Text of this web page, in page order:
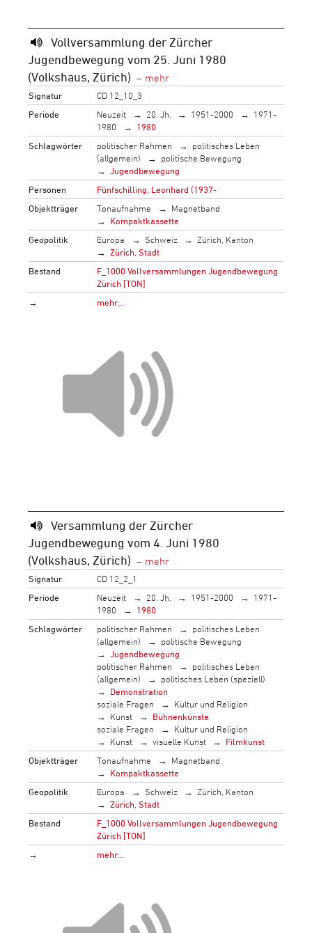
Vollversammlung der Zürcher
Jugendbewegung vom 25. Juni 1980
(Volkshaus, Zürich)
Signatur
CD 12_10_3
Periode
Neuzeit 20. Jh. 1951-2000
1971-
1980
1980
Schlagwörter
politischer Rahmen
politisches Leben
(allgemein)
politische Bewegung
Jugendbewegung
Personen
Fünfschilling, Leonhard (1937-
Objektträger
Tonaufnahme
Magnetband
Kompaktkassette
Geopolitik
Europa Schweiz
Zürich, Kanton
Zürich, Stadt
Bestand
F_1000 Vollversammlungen Jugendbewegung
Zürich [TON]
→
mehr…
Versammlung der Zürcher
Jugendbewegung vom 4. Juni 1980
(Volkshaus, Zürich)
Signatur
CD 12_2_1
Periode
Neuzeit 20. Jh. 1951-2000
1971-
1980
1980
Schlagwörter
politischer Rahmen
politisches Leben
(allgemein)
politische Bewegung
Jugendbewegung
politischer Rahmen
politisches Leben
(allgemein)
politisches Leben (speziell)
Demonstration
soziale Fragen
Kultur und Religion
Kunst
Bühnenkünste
soziale Fragen
Kultur und Religion
Kunst
visuelle Kunst
Filmkunst
Objektträger
Tonaufnahme
Magnetband
Kompaktkassette
Geopolitik
Europa Schweiz
Zürich, Kanton
Zürich, Stadt
Bestand
F_1000 Vollversammlungen Jugendbewegung
Zürich [TON]
→
mehr…